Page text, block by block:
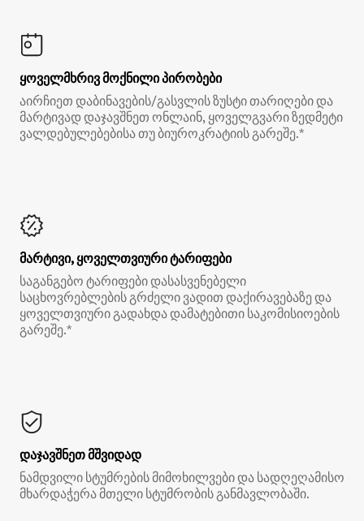
ყოველმხრივ მოქნილი პირობები
აირჩიეთ დაბინავების/გასვლის ზუსტი თარიღები და
მარტივად დაჯავშნეთ ონლაინ, ყოველგვარი ზედმეტი
ვალდებულებებისა თუ ბიუროკრატიის გარეშე.*
მარტივი, ყოველთვიური ტარიფები
საგანგებო ტარიფები დასასვენებელი
საცხოვრებლების გრძელი ვადით დაქირავებაზე და
ყოველთვიური გადახდა დამატებითი საკომისიოების
გარეშე.*
დაჯავშნეთ მშვიდად
ნამდვილი სტუმრების მიმოხილვები და სადღეღამისო
მხარდაჭერა მთელი სტუმრობის განმავლობაში.